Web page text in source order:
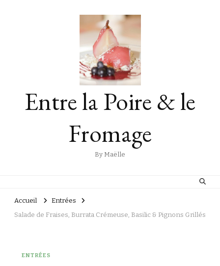
Entre la Poire & le
Fromage
By Maëlle
Accueil
Entrées
Salade de Fraises, Burrata Crémeuse, Basilic & Pignons Grillés
ENTRÉES